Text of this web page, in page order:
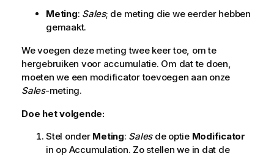
Meting: Sales; de meting die we eerder hebben
gemaakt.
We voegen deze meting twee keer toe, om te
hergebruiken voor accumulatie. Om dat te doen,
moeten we een modificator toevoegen aan onze
Sales-meting.
Doe het volgende:
Stel onder Meting: Salesde optie Modificator
in op Accumulation. Zo stellen we in dat de